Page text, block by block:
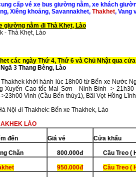
cấp vé xe bus giường nằm, xe khách
Xiêng khoảng, Savannakhet, Thakhet, Vang
giường nằm đi Thà Khẹt, Lào
- Thà Khẹt, Lào
các ngày Thứ 4, Thứ 6 và Chủ Nhật qua
3 Thang Bèng, Lào
khởi hành lúc 18h00 từ Bến xe Nước
Xuyến Cao tốc Mai Sơn - Ninh Bình ->
Vinh (Cầu Bến thủy1), Bãi Vọt Hồng
Nội đi Thakhek: Bến xe Thakhek, Lào
LÀO
m đến Giá vé Cửa khẩ
Chăn 800.000đ Cầu Treo (
950.000đ Cầu Treo (